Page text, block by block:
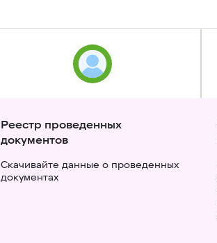
Реестр проведенных
документов
Скачивайте данные о проведенных
документах